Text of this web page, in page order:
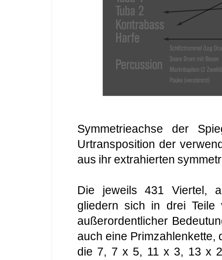
Symmetrieachse der
Urtransposition der
aus ihr extrahierten
Die jeweils 431 Viertel,
gliedern sich in drei
außerordentlicher
auch eine Primzahlenkette,
die 7, 7 x 5, 11 x 3, 13 x